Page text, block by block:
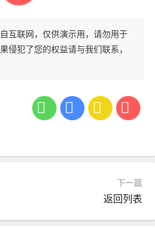
互联网，仅供演示用，请勿用于
侵犯了您的权益请与我们联系，
下一篇
返回列表